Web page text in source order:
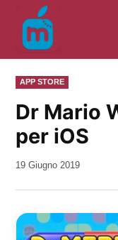
contenuto
PUBBLICATO
IN
APP STORE
Dr Mario
per iOS
da
19 Giugno 2019